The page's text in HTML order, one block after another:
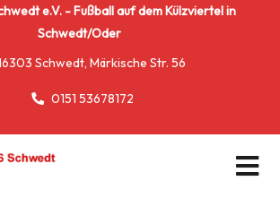
e.V. - Fußball auf dem Külzviertel in
Schwedt/Oder
Schwedt, Märkische Str. 56
0151 53678172